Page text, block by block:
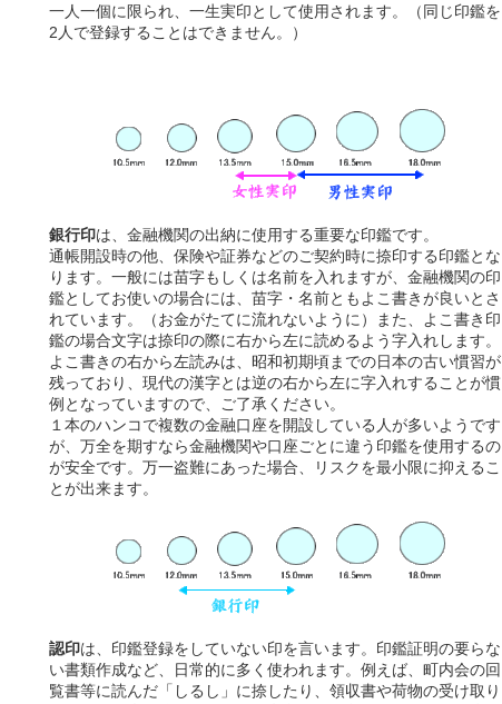
一人一個に限られ、一生実印として使用されます。（同じ印鑑を
2人で登録することはできません。）
銀行印は、金融機関の出納に使用する重要な印鑑です。
通帳開設時の他、保険や証券などのご契約時に捺印する印鑑とな
ります。一般には苗字もしくは名前を入れますが、金融機関の印
鑑としてお使いの場合には、苗字・名前ともよこ書きが良いとさ
れています。（お金がたてに流れないように）また、よこ書き印
鑑の場合文字は捺印の際に右から左に読めるよう字入れします。
よこ書きの右から左読みは、昭和初期頃までの日本の古い慣習が
残っており、現代の漢字とは逆の右から左に字入れすることが慣
例となっていますので、ご了承ください。
１本のハンコで複数の金融口座を開設している人が多いようです
が、万全を期すなら金融機関や口座ごとに違う印鑑を使用するの
が安全です。万一盗難にあった場合、リスクを最小限に抑えるこ
とが出来ます。
認印は、印鑑登録をしていない印を言います。印鑑証明の要らな
い書類作成など、日常的に多く使われます。例えば、町内会の回
覧書等に読んだ「しるし」に捺したり、領収書や荷物の受け取り